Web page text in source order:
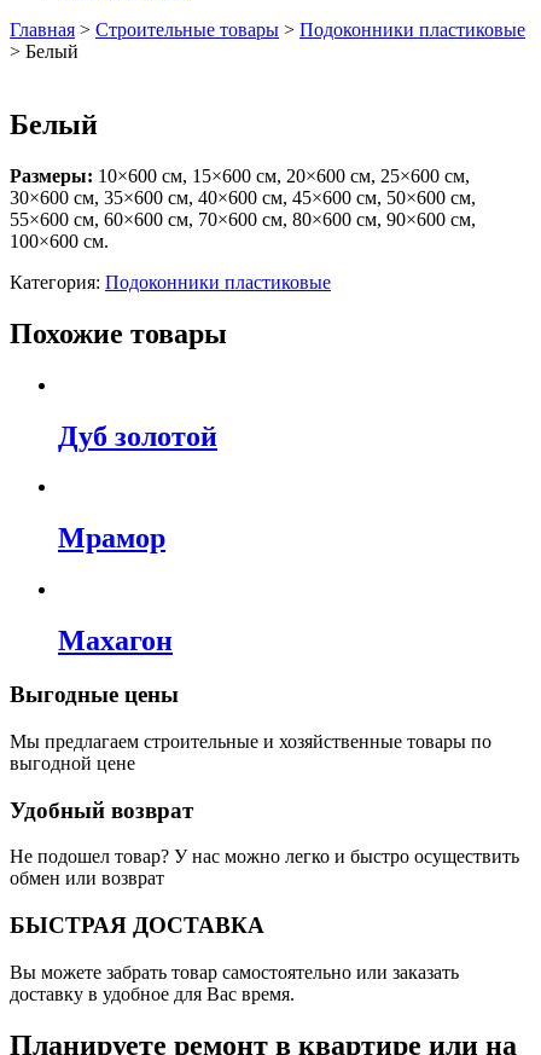
Главная > Строительные товары > Подоконники пластиковые
> Белый
Белый
Размеры: 10×600 см, 15×600 см, 20×600 см, 25×600 см,
30×600 см, 35×600 см, 40×600 см, 45×600 см, 50×600 см,
55×600 см, 60×600 см, 70×600 см, 80×600 см, 90×600 см,
100×600 см.
Категория: Подоконники пластиковые
Похожие товары
Дуб золотой
Мрамор
Махагон
Выгодные цены
Мы предлагаем строительные и хозяйственные товары по
выгодной цене
Удобный возврат
Не подошел товар? У нас можно легко и быстро осуществить
обмен или возврат
БЫСТРАЯ ДОСТАВКА
Вы можете забрать товар самостоятельно или заказать
доставку в удобное для Вас время.
Планируете ремонт в квартире или на